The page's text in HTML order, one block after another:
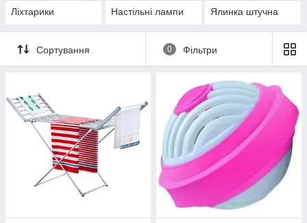
Ліхтарики Настільні лампи Ялинка штучна
Сортування 0 Фільтри